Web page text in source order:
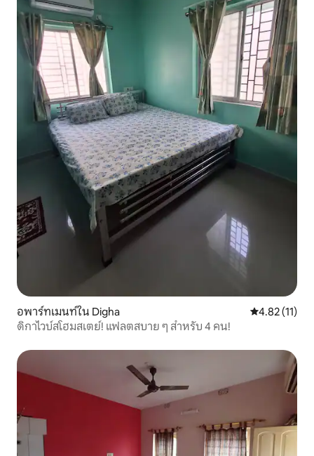
อพาร์ทเมนท์ใน Digha คะแนนเฉลี่ย
4.82 (11)
ดิกาไวบ์สโฮมสเตย์! แฟลตสบาย ๆ สำหรับ 4 คน!